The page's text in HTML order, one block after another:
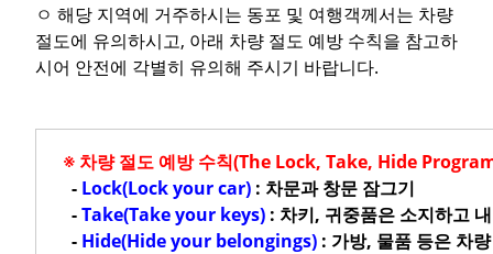
ㅇ 해당 지역에 거주하시는 동포 및 여행객께서는 차량
절도에 유의하시고, 아래 차량 절도 예방 수칙을 참고하
시어 안전에 각별히 유의해 주시기 바랍니다.
※ 차량 절도 예방 수칙(The Lock, Take, Hide
- Lock(Lock your car) : 차문과 창문 잠그기
-Take(Take your keys) : 차키, 귀중품은 소지하고
- Hide(Hide your belongings) : 가방, 물품 등은 차